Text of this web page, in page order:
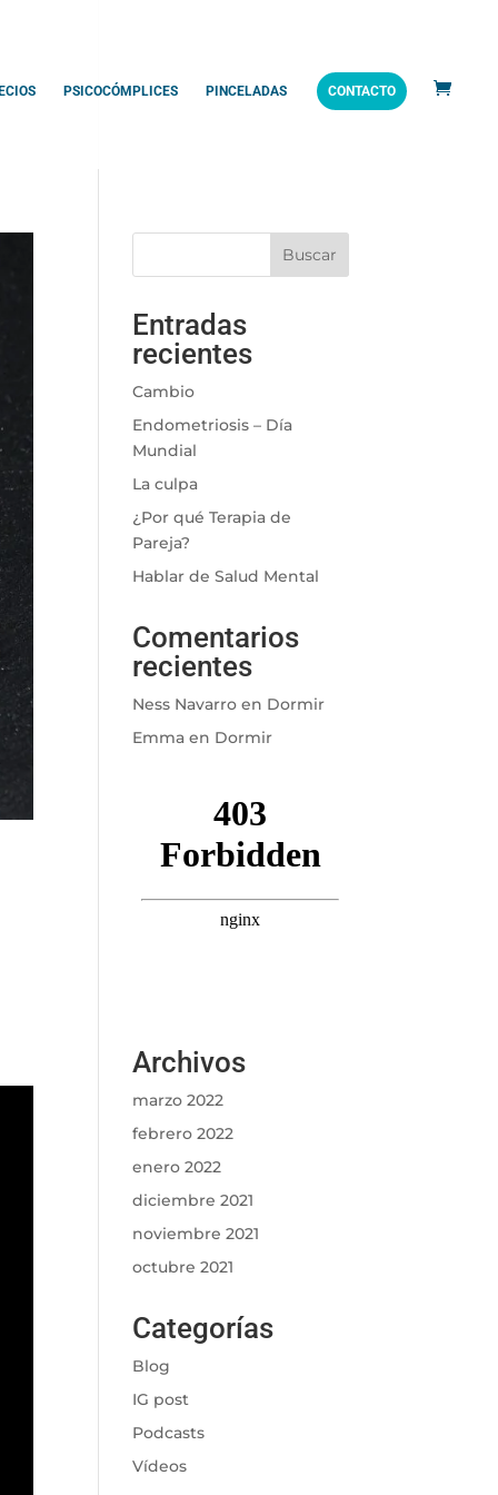
PSICOCÓMPLICES PINCELADAS CONTACTO
Buscar
Entradas
recientes
Cambio
Endometriosis – Día
Mundial
La culpa
¿Por qué Terapia de
Pareja?
Hablar de Salud Mental
Comentarios
recientes
Ness Navarro en Dormir
Emma en Dormir
Archivos
marzo 2022
febrero 2022
enero 2022
diciembre 2021
noviembre 2021
octubre 2021
Categorías
Blog
IG post
Podcasts
Vídeos